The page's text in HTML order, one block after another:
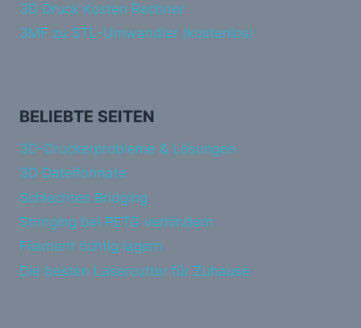
3D Druck Kosten Rechner
3MF zu STL-Umwandler (kostenlos)
BELIEBTE SEITEN
3D-Druckerprobleme & Lösungen
3D Dateiformate
Schlechtes Bridging
Stringing bei PETG verhindern
Filament richtig lagern
Die besten Lasercutter für Zuhause